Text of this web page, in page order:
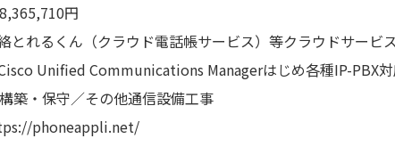
円
ん（クラウド電話帳サービス）等クラウドサービス
Unified Communications Managerはじめ各種IP-PBX
築・保守／その他通信設備工事